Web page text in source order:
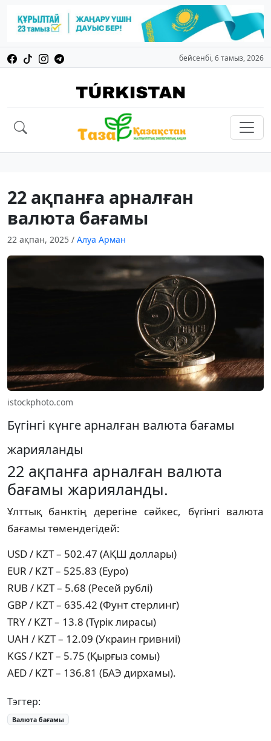
бейсенбі, 6 тамыз, 2026
22 ақпанға арналған
валюта бағамы
22 ақпан, 2025 / Алуа Арман
istockphoto.com
Бүгінгі күнге арналған валюта бағамы
жарияланды
22 ақпанға арналған валюта
бағамы жарияланды.
Ұлттық банктің дерегіне сәйкес, бүгінгі валюта
бағамы төмендегідей:
USD / KZT – 502.47 (АҚШ доллары)
EUR / KZT – 525.83 (Еуро)
RUB / KZT – 5.68 (Ресей рублі)
GBP / KZT – 635.42 (Фунт стерлинг)
TRY / KZT – 13.8 (Түрік лирасы)
UAH / KZT – 12.09 (Украин гривниі)
KGS / KZT – 5.75 (Қырғыз сомы)
AED / KZT – 136.81 (БАЭ дирхамы).
Тэгтер:
Валюта бағамы